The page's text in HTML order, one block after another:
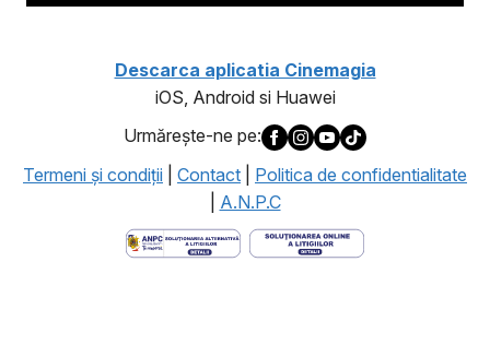
Descarca aplicatia Cinemagia
iOS, Android si Huawei
Urmăreşte-ne pe:
Termeni şi condiţii
Contact
Politica de confidentialitate
A.N.P.C